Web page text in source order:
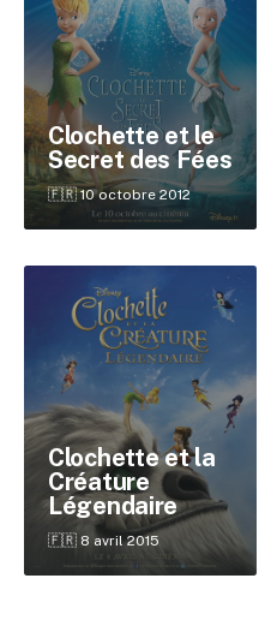
Clochette et le
Secret des Fées
🇫🇷 10 octobre 2012
Clochette et la
Créature
Légendaire
🇫🇷 8 avril 2015
✕